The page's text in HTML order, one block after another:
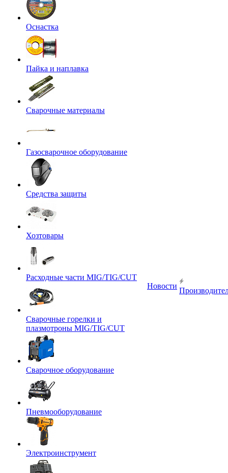
Оснастка
Пайка и наплавка
Сварочные материалы
Газосварочное оборудование
Средства защиты
Хозтовары
Расходные части MIG/TIG/CUT
Сварочные горелки и
плазмотроны MIG/TIG/CUT
Сварочное оборудование
Пневмооборудование
Электроинструмент
Новости